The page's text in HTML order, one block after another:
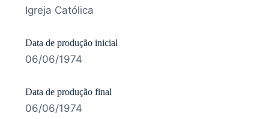
Igreja Católica
Data de produção inicial
06/06/1974
Data de produção final
06/06/1974